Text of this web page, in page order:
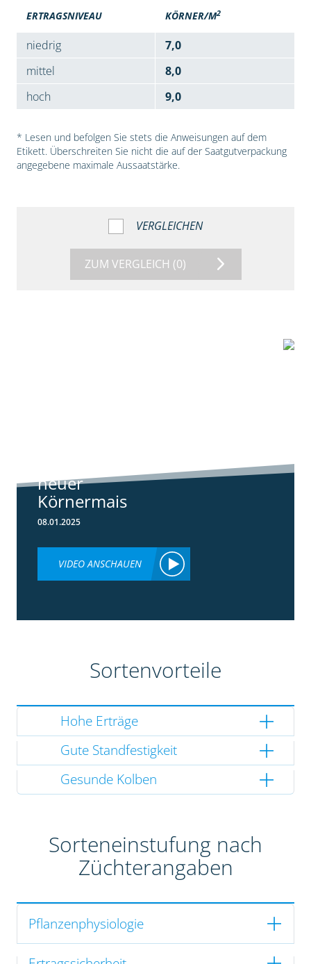
ERTRAGSNIVEAU KÖRNER/M2
niedrig
7,0
mittel
8,0
hoch
9,0
* Lesen und befolgen Sie stets die Anweisungen auf dem
Etikett. Überschreiten Sie nicht die auf der Saatgutverpackung
angegebene maximale Aussaatstärke.
VERGLEICHEN
ZUM VERGLEICH (0)
neuer
Körnermais
08.01.2025
VIDEO ANSCHAUEN
Sortenvorteile
Hohe Erträge
Gute Standfestigkeit
Gesunde Kolben
Sorteneinstufung nach
Züchterangaben
Pflanzenphysiologie